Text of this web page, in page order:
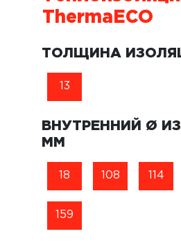
ThermaECO
ТОЛЩИНА
13
ВНУТРЕННИЙ Ø
ММ
18 108 114
159